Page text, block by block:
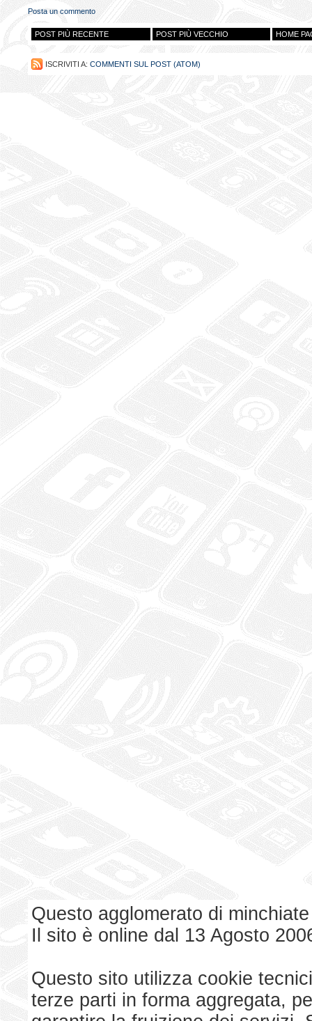
Posta un commento
POST PIÙ RECENTE POST PIÙ VECCHIO HOME
ISCRIVITI A: COMMENTI SUL POST (ATOM)
Questo agglomerato di
Il sito è online dal 13 Agosto
Questo sito utilizza cookie
terze parti in forma aggregata,